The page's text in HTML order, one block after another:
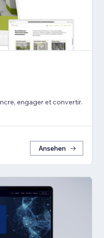
engager et convertir.
Ansehen